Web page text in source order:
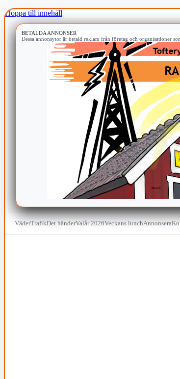
Hoppa till innehåll
BETALDA ANNONSER
Dessa annonsytor är betald reklam från företag och organisationer
VäderTrafikDet händerValår 2026Veckans lunchAnnonsera